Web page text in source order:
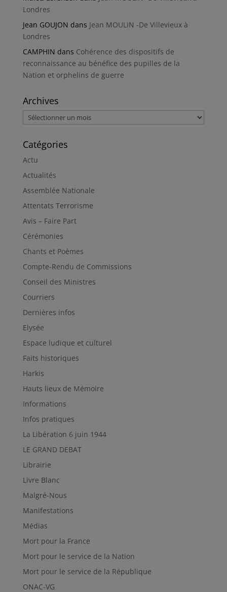
Londres
Jean GOUJON dans Jean MOULIN -De Villevieux à
Londres
CAMPHIN dans Cohérence des dispositifs de
reconnaissance au bénéfice des pupilles de la
Nation et orphelins de guerre
Archives
Archives
Catégories
Actu
Actualités
Assemblée Nationale
Attentats Terrorisme
Avis – Faire Part
Cérémonies
Chants et Poèmes
Compte-Rendu de Commissions
Conseil des Ministres
Courriers
Dernières infos
Elysée
Espace ludique et culturel
Faits historiques
Harkis
Hauts lieux de Mémoire
Informations
Infos pratiques
La Libération 6 juin 1944
LE GRAND DEBAT
Librairie
Livre Blanc
Malgré-Nous
Manifestations
Médias
Mort pour la France
Mort pour le service de la Nation
Mort pour le service de la République
ONAC-VG